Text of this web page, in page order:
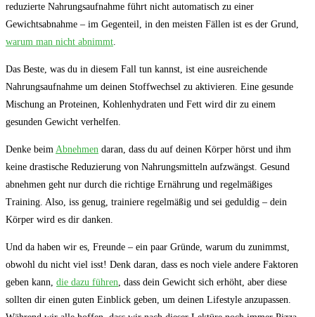
reduzierte Nahrungsaufnahme führt nicht automatisch zu einer
Gewichtsabnahme – im Gegenteil, in den meisten Fällen ist es der Grund,
warum man nicht abnimmt.
Das Beste, was du in diesem Fall tun kannst, ist eine ausreichende
Nahrungsaufnahme um deinen Stoffwechsel zu aktivieren. Eine gesunde
Mischung an Proteinen, Kohlenhydraten und Fett wird dir zu einem
gesunden Gewicht verhelfen.
Denke beim Abnehmen daran, dass du auf deinen Körper hörst und ihm
keine drastische Reduzierung von Nahrungsmitteln aufzwängst. Gesund
abnehmen geht nur durch die richtige Ernährung und regelmäßiges
Training. Also, iss genug, trainiere regelmäßig und sei geduldig – dein
Körper wird es dir danken.
Und da haben wir es, Freunde – ein paar Gründe, warum du zunimmst,
obwohl du nicht viel isst! Denk daran, dass es noch viele andere Faktoren
geben kann, die dazu führen, dass dein Gewicht sich erhöht, aber diese
sollten dir einen guten Einblick geben, um deinen Lifestyle anzupassen.